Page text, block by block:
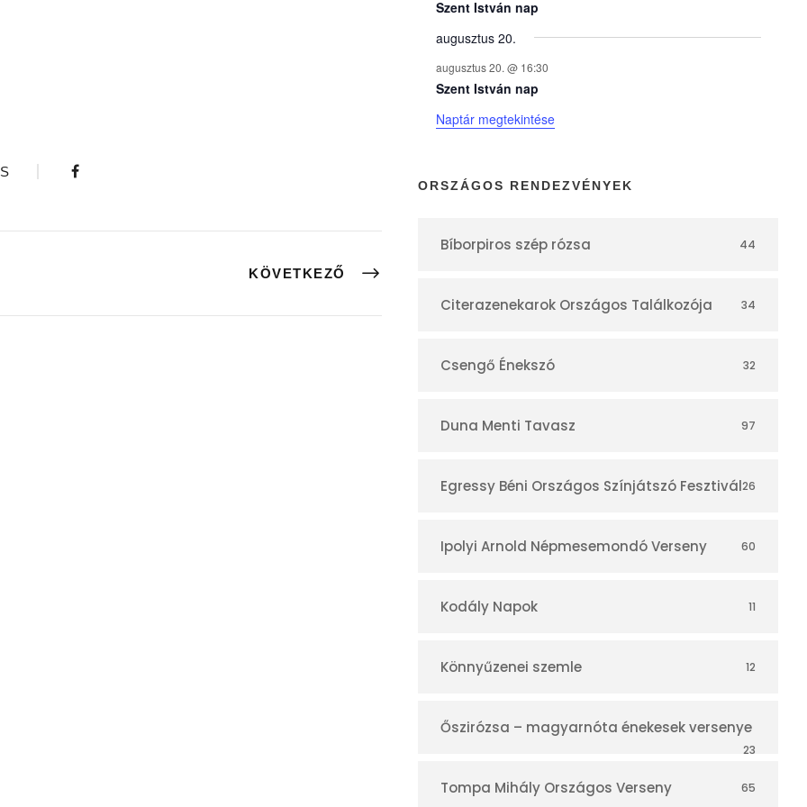
KÖVETKEZŐ
y
e
k
n
a
á
r
Szent István nap
augusztus 20.
augusztus 20. @ 16:30
Szent István nap
Naptár megtekintése
ORSZÁGOS RENDEZVÉNYEK
Bíborpiros szép rózsa 44
Citerazenekarok Országos Találkozója 34
Csengő Énekszó 32
Duna Menti Tavasz 97
Egressy Béni Országos Színjátszó Fesztivál26
Ipolyi Arnold Népmesemondó Verseny 60
Kodály Napok 11
Könnyűzenei szemle 12
Őszirózsa – magyarnóta énekesek versenye
23
Tompa Mihály Országos Verseny 65